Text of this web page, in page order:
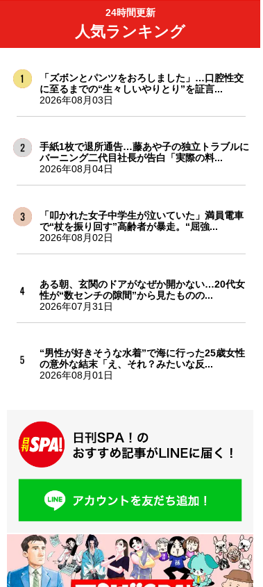
24時間更新
人気ランキング
「ズボンとパンツをおろしました」…口腔性交
に至るまでの“生々しいやりとり”を証言...
2026年08月03日
手紙1枚で退所通告…藤あや子の独立トラブルに
バーニング二代目社長が告白「実際の料...
2026年08月04日
「叩かれた女子中学生が泣いていた」満員電車
で“杖を振り回す”高齢者が暴走。“屈強...
2026年08月02日
ある朝、玄関のドアがなぜか開かない…20代女
性が“数センチの隙間”から見たものの...
2026年07月31日
“男性が好きそうな水着”で海に行った25歳女性
の意外な結末「え、それ？みたいな反...
2026年08月01日